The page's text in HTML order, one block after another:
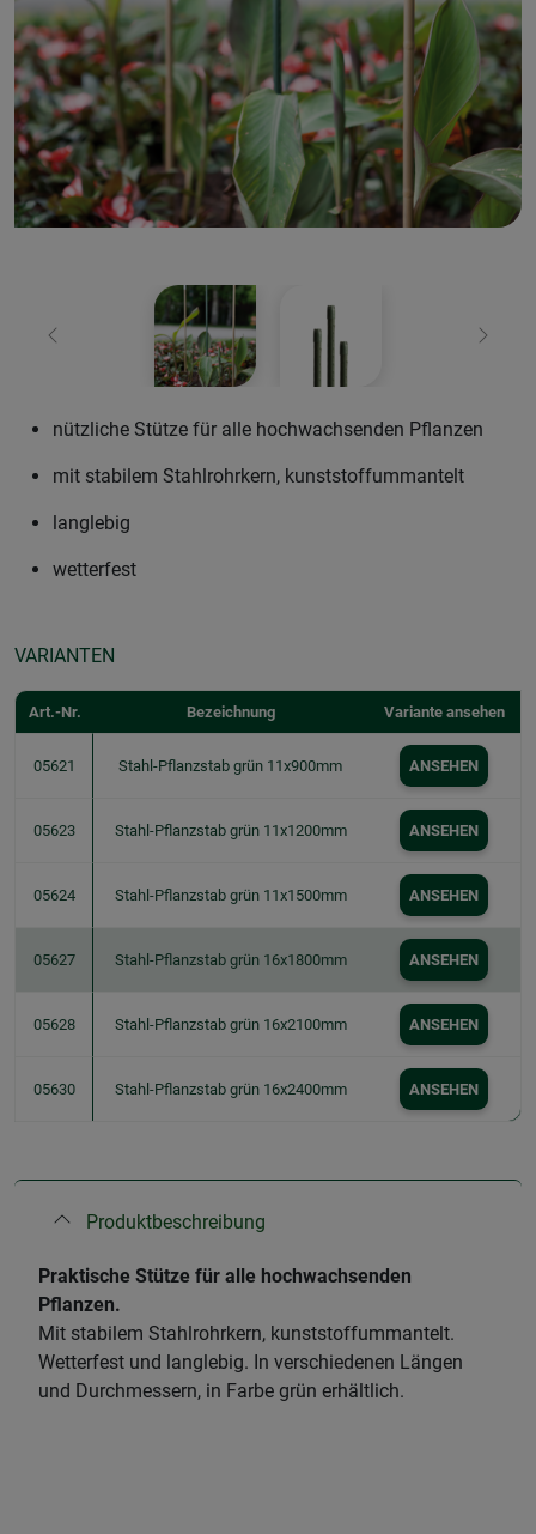
Zurück Weiter
nützliche Stütze für alle hochwachsenden Pflanzen
mit stabilem Stahlrohrkern, kunststoffummantelt
langlebig
wetterfest
VARIANTEN
Art.-Nr. Bezeichnung Variante ansehen
05621 Stahl-Pflanzstab grün 11x900mm ANSEHEN
05623 Stahl-Pflanzstab grün 11x1200mm ANSEHEN
05624 Stahl-Pflanzstab grün 11x1500mm ANSEHEN
05627 Stahl-Pflanzstab grün 16x1800mm ANSEHEN
05628 Stahl-Pflanzstab grün 16x2100mm ANSEHEN
05630 Stahl-Pflanzstab grün 16x2400mm ANSEHEN
Produktbeschreibung
Praktische Stütze für alle hochwachsenden
Pflanzen.
Mit stabilem Stahlrohrkern, kunststoffummantelt.
Wetterfest und langlebig. In verschiedenen Längen
und Durchmessern, in Farbe grün erhältlich.